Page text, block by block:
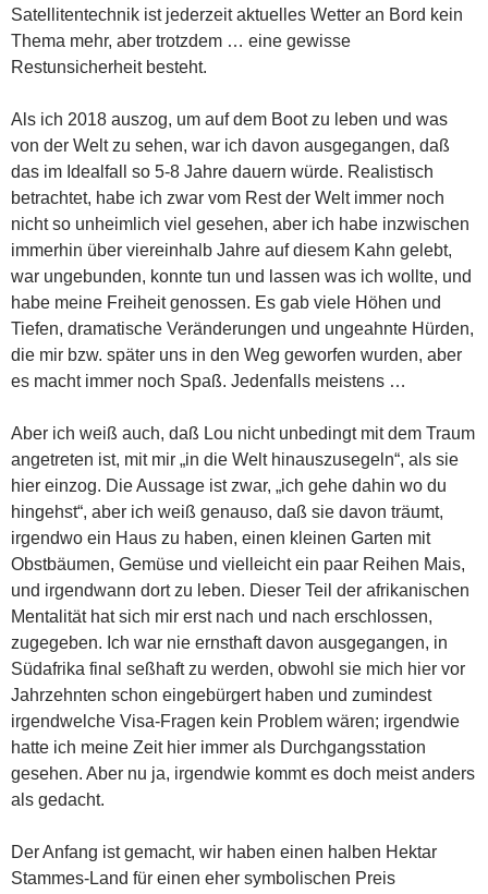
Satellitentechnik ist jederzeit aktuelles Wetter an Bord kein
Thema mehr, aber trotzdem … eine gewisse
Restunsicherheit besteht.
Als ich 2018 auszog, um auf dem Boot zu leben und was
von der Welt zu sehen, war ich davon ausgegangen, daß
das im Idealfall so 5-8 Jahre dauern würde. Realistisch
betrachtet, habe ich zwar vom Rest der Welt immer noch
nicht so unheimlich viel gesehen, aber ich habe inzwischen
immerhin über viereinhalb Jahre auf diesem Kahn gelebt,
war ungebunden, konnte tun und lassen was ich wollte, und
habe meine Freiheit genossen. Es gab viele Höhen und
Tiefen, dramatische Veränderungen und ungeahnte Hürden,
die mir bzw. später uns in den Weg geworfen wurden, aber
es macht immer noch Spaß. Jedenfalls meistens …
Aber ich weiß auch, daß Lou nicht unbedingt mit dem Traum
angetreten ist, mit mir „in die Welt hinauszusegeln“, als sie
hier einzog. Die Aussage ist zwar, „ich gehe dahin wo du
hingehst“, aber ich weiß genauso, daß sie davon träumt,
irgendwo ein Haus zu haben, einen kleinen Garten mit
Obstbäumen, Gemüse und vielleicht ein paar Reihen Mais,
und irgendwann dort zu leben. Dieser Teil der afrikanischen
Mentalität hat sich mir erst nach und nach erschlossen,
zugegeben. Ich war nie ernsthaft davon ausgegangen, in
Südafrika final seßhaft zu werden, obwohl sie mich hier vor
Jahrzehnten schon eingebürgert haben und zumindest
irgendwelche Visa-Fragen kein Problem wären; irgendwie
hatte ich meine Zeit hier immer als Durchgangsstation
gesehen. Aber nu ja, irgendwie kommt es doch meist anders
als gedacht.
Der Anfang ist gemacht, wir haben einen halben Hektar
Stammes-Land für einen eher symbolischen Preis